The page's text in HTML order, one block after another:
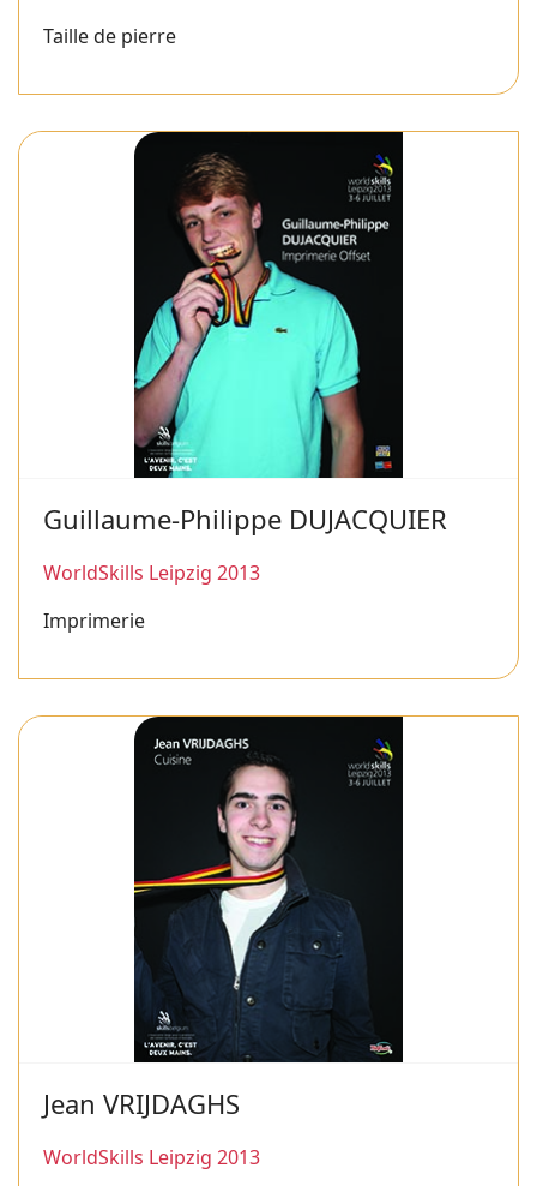
Taille de pierre
Guillaume-Philippe DUJACQUIER
WorldSkills Leipzig 2013
Imprimerie
Jean VRIJDAGHS
WorldSkills Leipzig 2013